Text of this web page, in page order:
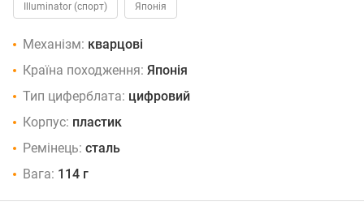
Illuminator (спорт) Японія
Механізм: кварцові
Країна походження: Японія
Тип циферблата: цифровий
Корпус: пластик
Ремінець: сталь
Вага: 114 г